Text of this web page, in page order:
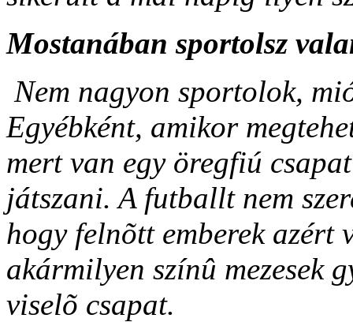
Mostanában sportolsz
Nem nagyon sportolok,
Egyébként, amikor
mert van egy öregfiú
játszani. A futballt nem
hogy felnõtt emberek azért
akármilyen színû mezesek
viselõ csapat.